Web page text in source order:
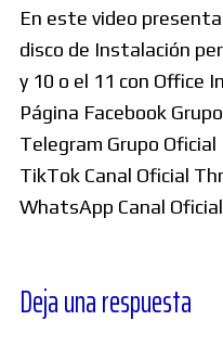
En este video
disco de Instalación
y 10 o el 11 con Office
Página Facebook
Telegram Grupo Oficial
TikTok Canal Oficial
WhatsApp Canal
Deja una respuesta